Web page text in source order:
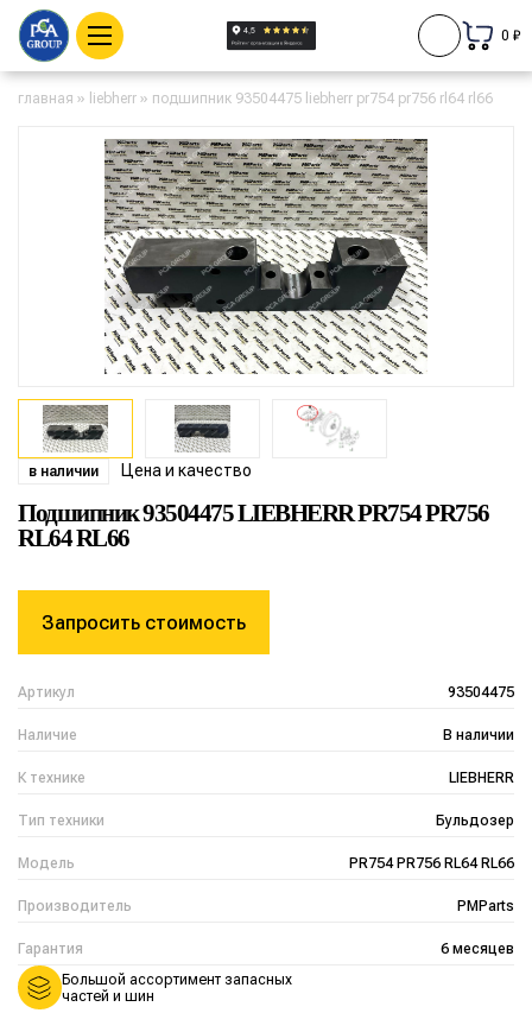
0 ₽
главная » liebherr » подшипник 93504475 liebherr pr754 pr756 rl64 rl66
в наличии Цена и качество
Подшипник 93504475 LIEBHERR PR754 PR756
RL64 RL66
Артикул 93504475
Наличие В наличии
К технике LIEBHERR
Тип техники Бульдозер
Модель PR754 PR756 RL64 RL66
Производитель PMParts
Гарантия 6 месяцев
Запросить стоимость
Большой ассортимент запасных
частей и шин